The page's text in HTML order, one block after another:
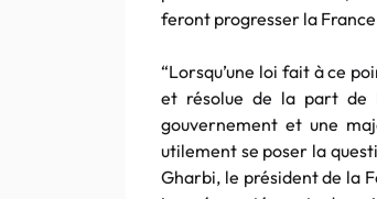
feront progresser la
“Lorsqu’une loi fait à ce
et résolue de la part de
gouvernement et une
utilement se poser la
Gharbi, le président de la